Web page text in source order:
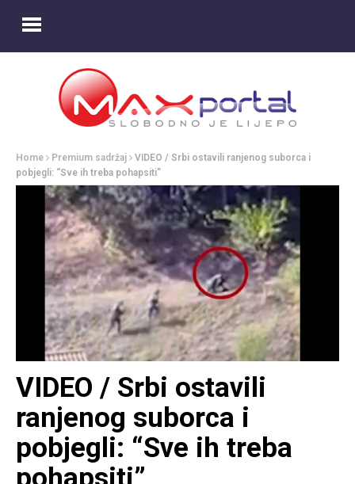
Home Premium sadržaj
VIDEO / Srbi ostavili ranjenog suborca i
pobjegli: “Sve ih treba pohapsiti”
VIDEO / Srbi ostavili
ranjenog suborca i
pobjegli: “Sve ih treba